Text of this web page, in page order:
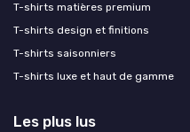
T-shirts matières premium
T-shirts design et finitions
T-shirts saisonniers
T-shirts luxe et haut de gamme
Les plus lus